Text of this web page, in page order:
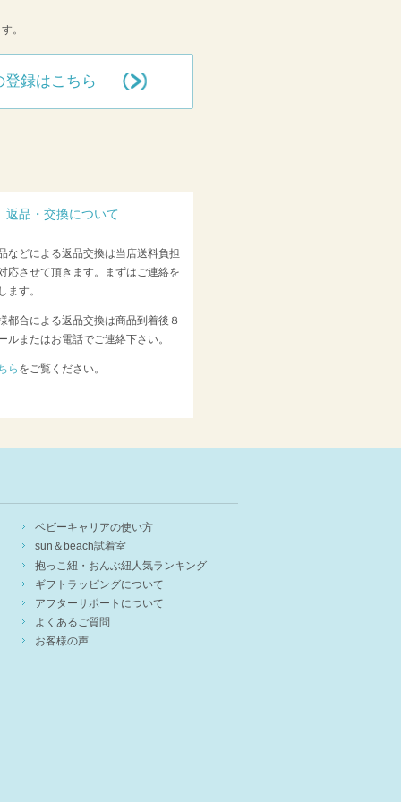
。
登録はこちら
返品・交換について
などによる返品交換は当店送料負担
応させて頂きます。まずはご連絡を
ます。
都合による返品交換は商品到着後８
ルまたはお電話でご連絡下さい。
ら をご覧ください。
ベビーキャリアの使い方
sun＆beach試着室
抱っこ紐・おんぶ紐人気ランキング
ギフトラッピングについて
アフターサポートについて
よくあるご質問
お客様の声